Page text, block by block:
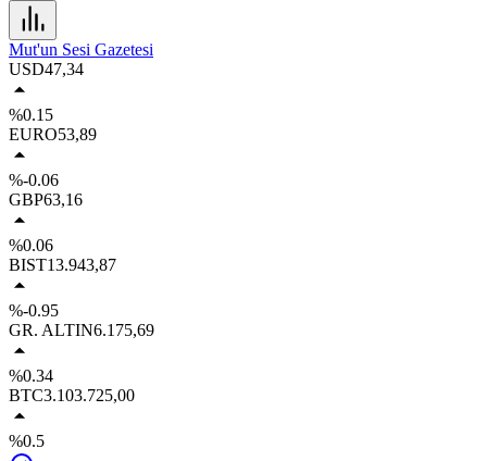
Mut'un Sesi Gazetesi
USD47,34
%0.15
EURO53,89
%-0.06
GBP63,16
%0.06
BIST13.943,87
%-0.95
GR. ALTIN6.175,69
%0.34
BTC3.103.725,00
%0.5